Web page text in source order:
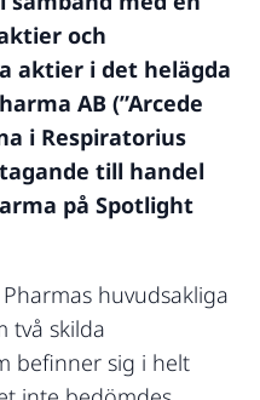
och
aktier i det helägda
AB (”Arcede
i Respiratorius
till handel
på Spotlight
huvudsakliga
två skilda
befinner sig i helt